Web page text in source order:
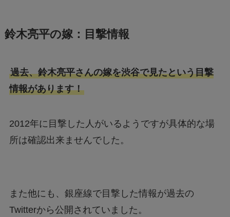
鈴木亮平の嫁：目撃情報
過去、鈴木亮平さんの嫁を渋谷で見たという目撃
情報があります！
2012年に目撃した人がいるようですが具体的な場
所は確認出来ませんでした。
また他にも、銀座線で目撃した情報が過去の
Twitterから公開されていました。